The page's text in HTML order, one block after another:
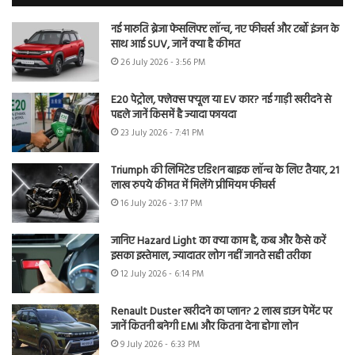
नई मारुति ब्रेजा फेसलिफ्ट लॉन्च, नए फीचर्स और टर्बो इंजन के
साथ आई SUV, जानें क्या है कीमत
26 July 2026 - 3:56 PM
E20 पेट्रोल, फ्लेक्स फ्यूल या EV कार? नई गाड़ी खरीदने से
पहले जानें किसमें है ज्यादा फायदा
23 July 2026 - 7:41 PM
Triumph की लिमिटेड एडिशन बाइक लॉन्च के लिए तैयार, 21
लाख रुपये कीमत में मिलेंगे प्रीमियम फीचर्स
16 July 2026 - 3:17 PM
जानिए Hazard Light का क्या काम है, कब और कैसे करें
इसका इस्तेमाल, ज्यादातर लोग नहीं जानते सही तरीका
12 July 2026 - 6:14 PM
Renault Duster खरीदने का प्लान? 2 लाख डाउन पेमेंट पर
जानें कितनी बनेगी EMI और कितना देना होगा लोन
9 July 2026 - 6:33 PM